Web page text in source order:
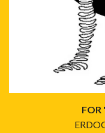
FOR